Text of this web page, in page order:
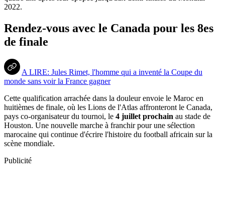
2022.
Rendez-vous avec le Canada pour les 8es
de finale
A LIRE: Jules Rimet, l'homme qui a inventé la Coupe du
monde sans voir la France gagner
Cette qualification arrachée dans la douleur envoie le Maroc en
huitièmes de finale, où les Lions de l'Atlas affronteront le Canada,
pays co-organisateur du tournoi, le 4 juillet prochain au stade de
Houston. Une nouvelle marche à franchir pour une sélection
marocaine qui continue d'écrire l'histoire du football africain sur la
scène mondiale.
Publicité